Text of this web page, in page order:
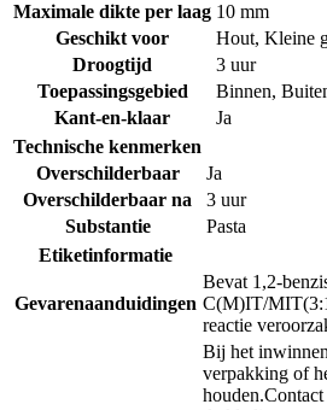
Maximale dikte per laag 10 mm
Geschikt voor
Hout, Kleine
Droogtijd
3 uur
Toepassingsgebied
Binnen,
Kant-en-klaar
Ja
Technische kenmerken
Overschilderbaar
Ja
Overschilderbaar na
3 uur
Substantie
Pasta
Etiketinformatie
Gevarenaanduidingen
Bevat 1,2-
C(M)IT/
reactie
Bij het
verpakking of
houden.